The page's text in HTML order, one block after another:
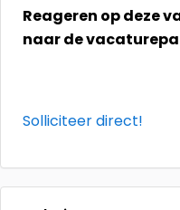
Reageren op deze
naar de
Solliciteer direct!